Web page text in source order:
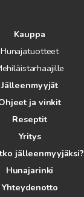
Kauppa
Hunajatuotteet
Jälleenmyyjät
ja vinkit
Reseptit
Yritys
jälleenmyyjäksi?
Hunajarinki
Yhteydenotto